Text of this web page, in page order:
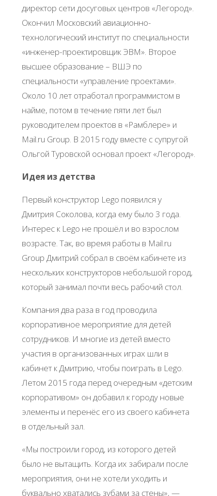
директор сети досуговых центров «Легород».
Окончил Московский авиационно-
технологический институт по специальности
«инженер-проектировщик ЭВМ». Второе
высшее образование – ВШЭ по
специальности «управление проектами».
Около 10 лет отработал программистом в
найме, потом в течение пяти лет был
руководителем проектов в «Рамблере» и
Mail.ru Group. В 2015 году вместе с супругой
Ольгой Туровской основал проект «Легород».
Идея из детства
Первый конструктор Lego появился у
Дмитрия Соколова, когда ему было 3 года.
Интерес к Lego не прошёл и во взрослом
возрасте. Так, во время работы в Mail.ru
Group Дмитрий собрал в своём кабинете из
нескольких конструкторов небольшой город,
который занимал почти весь рабочий стол.
Компания два раза в год проводила
корпоративное мероприятие для детей
сотрудников. И многие из детей вместо
участия в организованных играх шли в
кабинет к Дмитрию, чтобы поиграть в Lego.
Летом 2015 года перед очередным «детским
корпоративом» он добавил к городу новые
элементы и перенёс его из своего кабинета
в отдельный зал.
«Мы построили город, из которого детей
было не вытащить. Когда их забирали после
мероприятия, они не хотели уходить и
буквально хватались зубами за стены», —